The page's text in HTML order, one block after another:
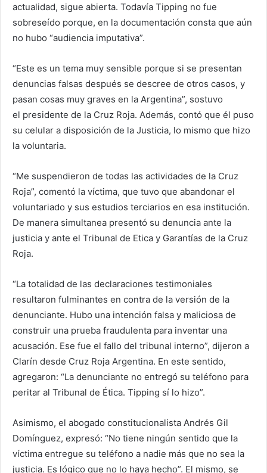
actualidad, sigue abierta. Todavía Tipping no fue
sobreseído porque, en la documentación consta que aún
no hubo “audiencia imputativa”.
“Este es un tema muy sensible porque si se presentan
denuncias falsas después se descree de otros casos, y
pasan cosas muy graves en la Argentina”, sostuvo
el presidente de la Cruz Roja. Además, contó que él puso
su celular a disposición de la Justicia, lo mismo que hizo
la voluntaria.
“Me suspendieron de todas las actividades de la Cruz
Roja”, comentó la víctima, que tuvo que abandonar el
voluntariado y sus estudios terciarios en esa institución.
De manera simultanea presentó su denuncia ante la
justicia y ante el Tribunal de Etica y Garantías de la Cruz
Roja.
“La totalidad de las declaraciones testimoniales
resultaron fulminantes en contra de la versión de la
denunciante. Hubo una intención falsa y maliciosa de
construir una prueba fraudulenta para inventar una
acusación. Ese fue el fallo del tribunal interno”, dijeron a
Clarín desde Cruz Roja Argentina. En este sentido,
agregaron: “La denunciante no entregó su teléfono para
peritar al Tribunal de Ética. Tipping sí lo hizo”.
Asimismo, el abogado constitucionalista Andrés Gil
Domínguez, expresó: “No tiene ningún sentido que la
víctima entregue su teléfono a nadie más que no sea la
justicia. Es lógico que no lo haya hecho”. El mismo, se